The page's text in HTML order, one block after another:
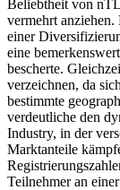
Beliebtheit von
vermehrt
einer
eine
bescherte.
verzeichnen, da
bestimmte
verdeutliche den
Industry, in der
Marktanteile
Teilnehmer an